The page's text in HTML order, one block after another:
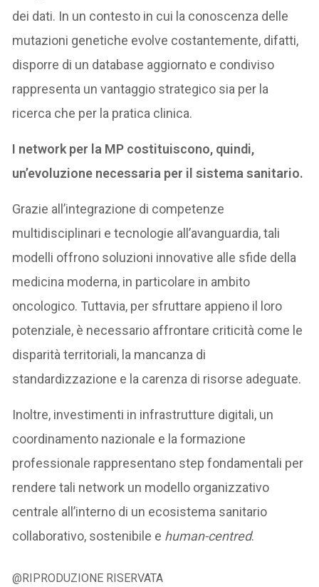
dei dati. In un contesto in cui la conoscenza delle
mutazioni genetiche evolve costantemente, difatti,
disporre di un database aggiornato e condiviso
rappresenta un vantaggio strategico sia per la
ricerca che per la pratica clinica.
I network per la MP costituiscono, quindi,
un’evoluzione necessaria per il sistema sanitario.
Grazie all’integrazione di competenze
multidisciplinari e tecnologie all’avanguardia, tali
modelli offrono soluzioni innovative alle sfide della
medicina moderna, in particolare in ambito
oncologico. Tuttavia, per sfruttare appieno il loro
potenziale, è necessario affrontare criticità come le
disparità territoriali, la mancanza di
standardizzazione e la carenza di risorse adeguate.
Inoltre, investimenti in infrastrutture digitali, un
coordinamento nazionale e la formazione
professionale rappresentano step fondamentali per
rendere tali network un modello organizzativo
centrale all’interno di un ecosistema sanitario
collaborativo, sostenibile e human-centred.
@RIPRODUZIONE RISERVATA